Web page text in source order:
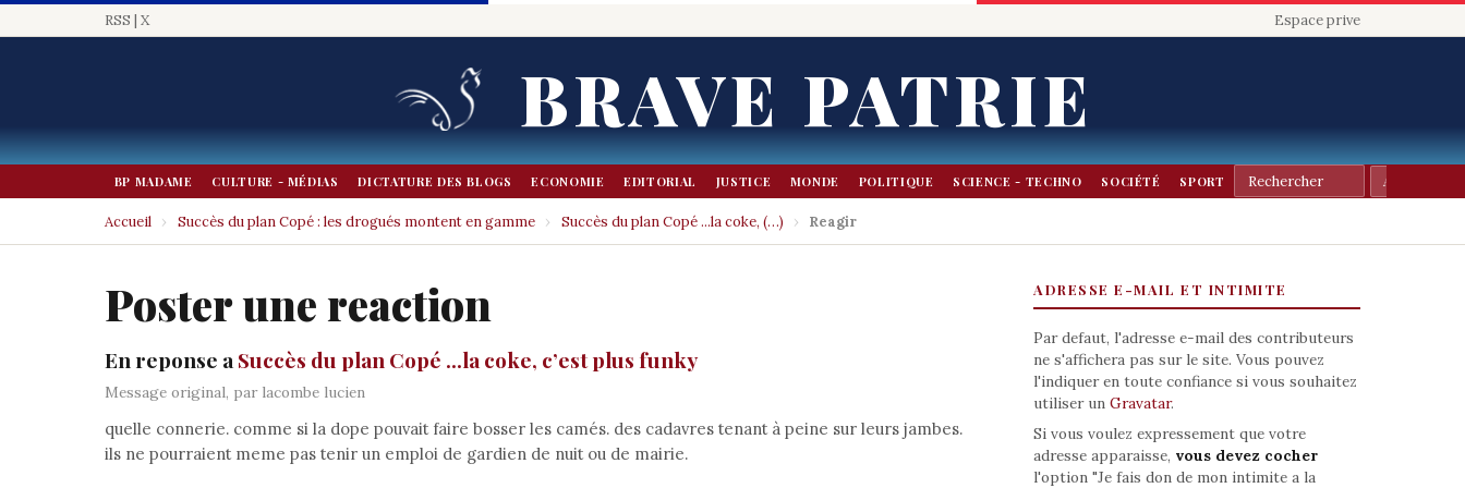
RSS | X Espace prive
BRAVE PATRIE
BP MADAME CULTURE - MÉDIAS DICTATURE DES BLOGS ECONOMIE EDITORIAL JUSTICE MONDE POLITIQUE SCIENCE - TECHNO SOCIÉTÉ SPORT
Accueil › Succès du plan Copé : les drogués montent en gamme › Succès du plan Copé ...la coke, (…) › Reagir
Poster une reaction
En reponse aSuccès du plan Copé ...la coke, c’est plus funky
Message original, par lacombe lucien
quelle connerie. comme si la dope pouvait faire bosser les camés. des cadavres tenant à peine sur leurs jambes.
ils ne pourraient meme pas tenir un emploi de gardien de nuit ou de mairie.
ADRESSE E-MAIL ET INTIMITE
Par defaut, l'adresse e-mail des contributeurs
ne s'affichera pas sur le site. Vous pouvez
l'indiquer en toute confiance si vous souhaitez
utiliser un Gravatar.
Si vous voulez expressement que votre
adresse apparaisse, vous devez cocher
l'option "Je fais don de mon intimite a la